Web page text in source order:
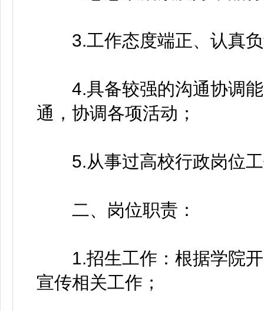
3.工作态度端正、认真负
4.具备较强的沟通协调能
通，协调各项活动；
5.从事过高校行政岗位工
二、岗位职责：
1.招生工作：根据学院开
宣传相关工作；